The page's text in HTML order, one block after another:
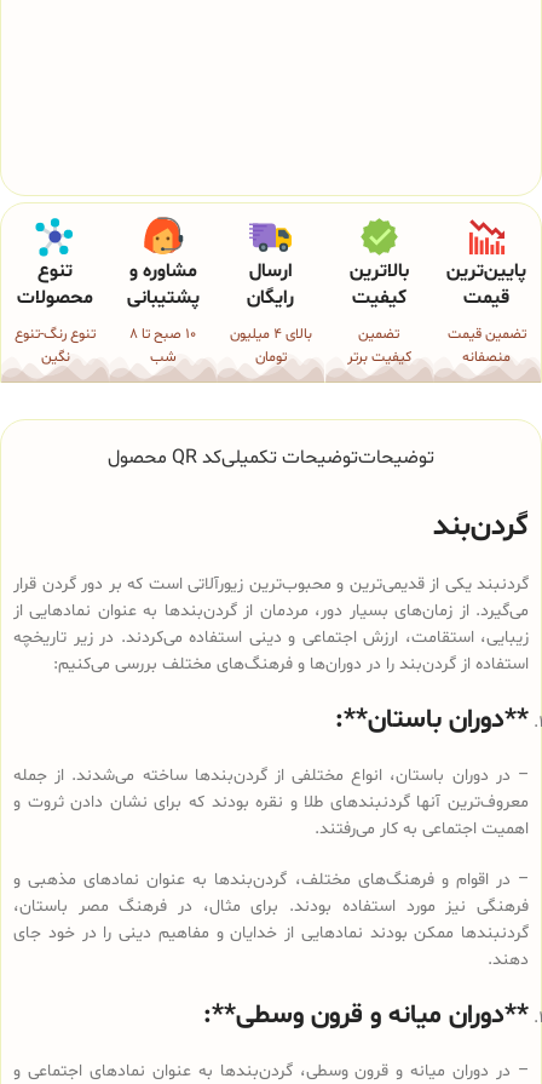
پایین‌ترین
قیمت
تضمین قیمت
منصفانه
بالاترین
کیفیت
تضمین
کیفیت برتر
ارسال
رایگان
بالای 4 میلیون
تومان
مشاوره و
پشتیبانی
10 صبح تا 8
شب
تنوع
محصولات
تنوع رنگ-تنوع
نگین
توضیحاتتوضیحات تکمیلیکد QR محصول
گردن‌بند
گردنبند یکی از قدیمی‌ترین و محبوب‌ترین زیورآلاتی است که بر دور گردن قرار
می‌گیرد. از زمان‌های بسیار دور، مردمان از گردن‌بندها به عنوان نمادهایی از
زیبایی، استقامت، ارزش اجتماعی و دینی استفاده می‌کردند. در زیر تاریخچه
استفاده از گردن‌بند را در دوران‌ها و فرهنگ‌های مختلف بررسی می‌کنیم:
**دوران باستان**:
– در دوران باستان، انواع مختلفی از گردن‌بندها ساخته می‌شدند. از جمله
معروف‌ترین آنها گردنبندهای طلا و نقره بودند که برای نشان دادن ثروت و
اهمیت اجتماعی به کار می‌رفتند.
– در اقوام و فرهنگ‌های مختلف، گردن‌بندها به عنوان نمادهای مذهبی و
فرهنگی نیز مورد استفاده بودند. برای مثال، در فرهنگ مصر باستان،
گردنبندها ممکن بودند نمادهایی از خدایان و مفاهیم دینی را در خود جای
دهند.
**دوران میانه و قرون وسطی**:
– در دوران میانه و قرون وسطی، گردن‌بندها به عنوان نمادهای اجتماعی و